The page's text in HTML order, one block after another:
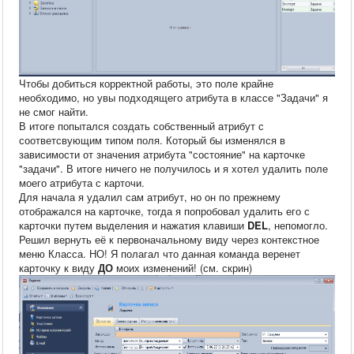
Чтобы добиться корректной работы, это поле крайне
необходимо, но увы подходящего атрибута в классе "Задачи" я
не смог найти.
В итоге попытался создать собственный атрибут с
соответсвующим типом поля. Который бы изменялся в
зависимости от значения атрибута "состояние" на карточке
"задачи". В итоге ничего не получилось и я хотел удалить поле
моего атрибута с карточи.
Для начала я удалил сам атрибут, но он по прежнему
отображался на карточке, тогда я попробовал удалить его с
карточки путем выделения и нажатия клавиши DEL, непомогло.
Решил вернуть её к первоначальному виду через контекстное
меню Класса. НО! Я полагал что данная команда веренет
карточку к виду ДО моих изменений! (см. скрин)